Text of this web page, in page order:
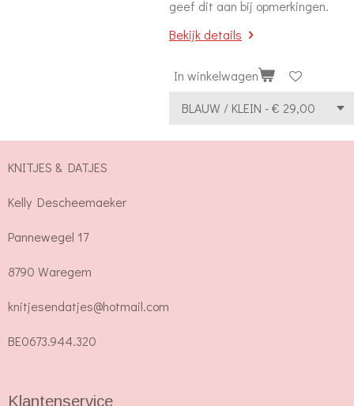
geef dit aan bij opmerkingen.
Bekijk details
In winkelwagen
KNITJES & DATJES
Kelly Descheemaeker
Pannewegel 17
8790 Waregem
knitjesendatjes@hotmail.com
BE0673.944.320
Klantenservice